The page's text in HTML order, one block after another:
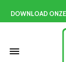
DOWNLOAD